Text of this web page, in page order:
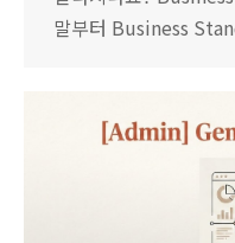
말부터 Business